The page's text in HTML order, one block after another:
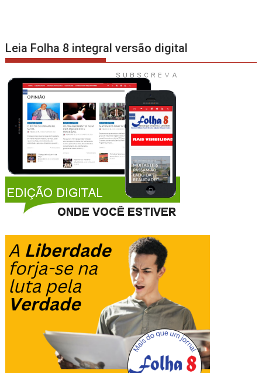
Leia Folha 8 integral versão digital